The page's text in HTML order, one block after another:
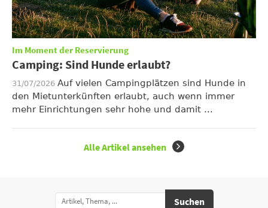
Im Moment der Reservierung
Camping: Sind Hunde erlaubt?
31/07/2026 Auf vielen Campingplätzen sind Hunde in
den Mietunterkünften erlaubt, auch wenn immer
mehr Einrichtungen sehr hohe und damit ...
Alle Artikel ansehen
Suchen